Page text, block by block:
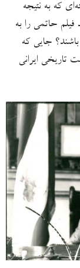
که به نتیجه
حاتمی را به
جایی که
تاریخی ایرانی